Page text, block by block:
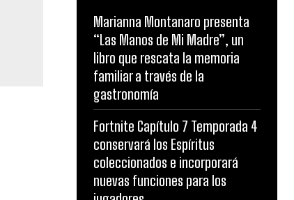
Marianna Montanaro presenta
“Las Manos de Mi Madre”, un
libro que rescata la memoria
familiar a través de la
gastronomía
Fortnite Capítulo 7 Temporada 4
conservará los Espíritus
coleccionados e incorporará
nuevas funciones para los